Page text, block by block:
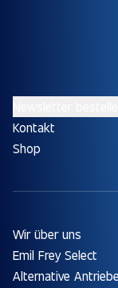
Kontakt
Shop
Wir über uns
Emil Frey Select
Alternative Antriebe